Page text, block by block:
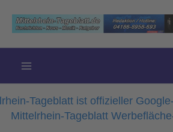
Inhalt
springen